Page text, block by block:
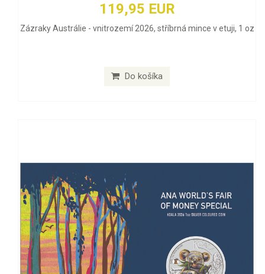
119,95 EUR
Zázraky Austrálie - vnitrozemí 2026, stříbrná mince v etuji, 1 oz
Do košíka